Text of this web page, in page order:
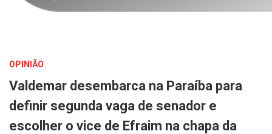
OPINIÃO
Valdemar desembarca na Paraíba para
definir segunda vaga de senador e
escolher o vice de Efraim na chapa da